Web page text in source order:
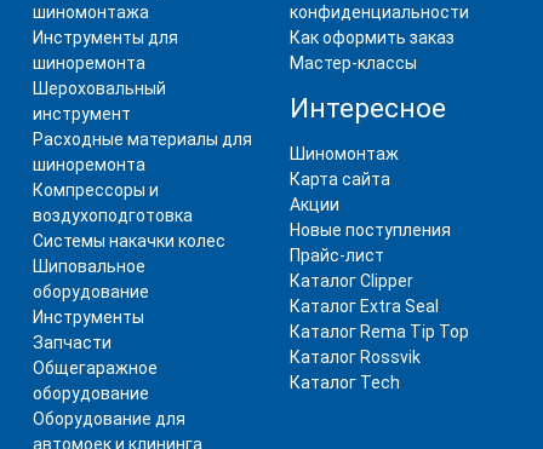
шиномонтажа
Инструменты для
шиноремонта
Шероховальный
инструмент
Расходные материалы для
шиноремонта
Компрессоры и
воздухоподготовка
Системы накачки колес
Шиповальное
оборудование
Инструменты
Запчасти
Общегаражное
оборудование
Оборудование для
автомоек и клининга
конфиденциальности
Как оформить заказ
Мастер-классы
Интересное
Шиномонтаж
Карта сайта
Акции
Новые поступления
Прайс-лист
Каталог Clipper
Каталог Extra Seal
Каталог Rema Tip Top
Каталог Rossvik
Каталог Tech